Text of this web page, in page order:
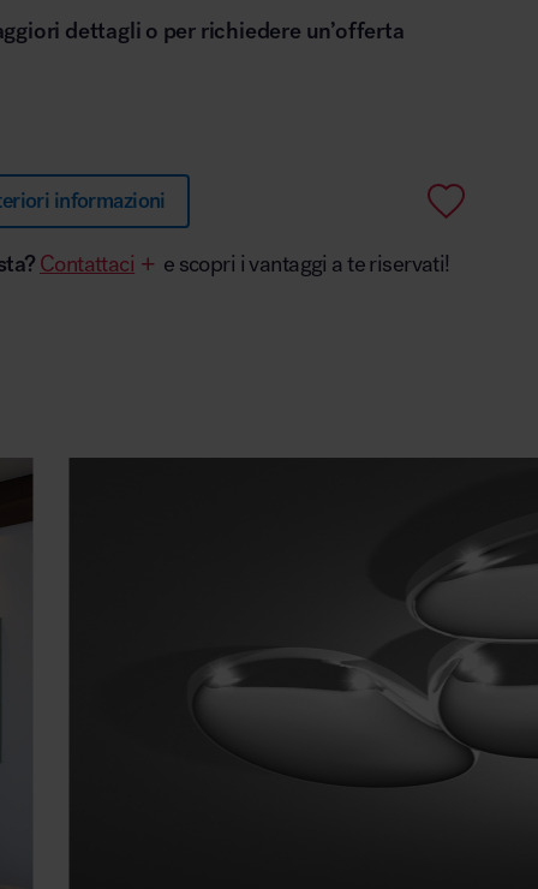
dettagli o per richiedere un’offerta
informazioni
Contattaci e scopri i vantaggi a te riservati!